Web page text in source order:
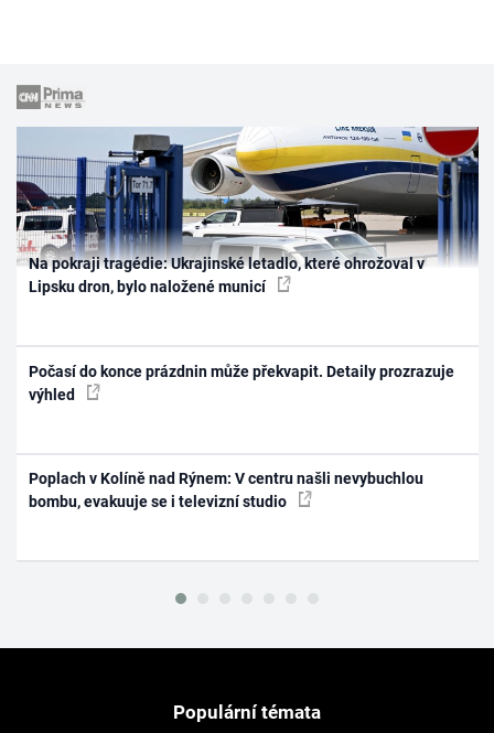
Na pokraji tragédie: Ukrajinské letadlo, které ohrožoval v
Lipsku dron, bylo naložené municí
Počasí do konce prázdnin může překvapit. Detaily prozrazuje
výhled
Poplach v Kolíně nad Rýnem: V centru našli nevybuchlou
bombu, evakuuje se i televizní studio
Populární témata